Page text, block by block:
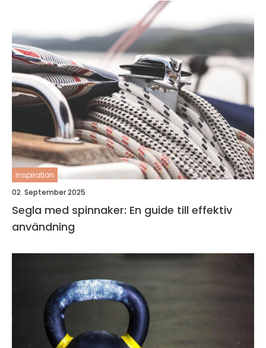
inspiration
02. September 2025
Segla med spinnaker: En guide till effektiv
användning